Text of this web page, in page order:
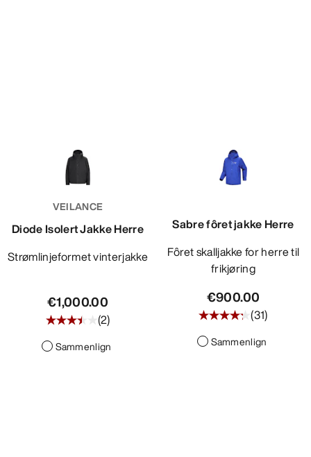
VEILANCE
Diode Isolert Jakke Herre
Strømlinjeformet vinterjakke
€1,000.00
(2)
Sammenlign
Sabre fôret jakke Herre
Fôret skalljakke for herre til
frikjøring
€900.00
(31)
Sammenlign